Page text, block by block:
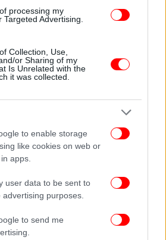
processing my
Advertising.
Collection, Use,
or Sharing of my
Is Unrelated with the
it was collected.
to enable storage
like cookies on web or
apps.
user data to be sent to
purposes.
to send me
ποιο αντικείμενο του
αγαπημένο της